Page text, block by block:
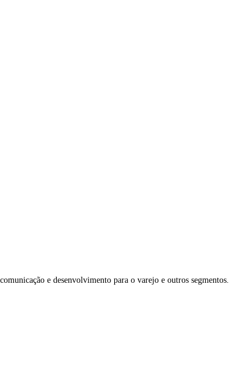
e desenvolvimento para o varejo e outros segmentos.